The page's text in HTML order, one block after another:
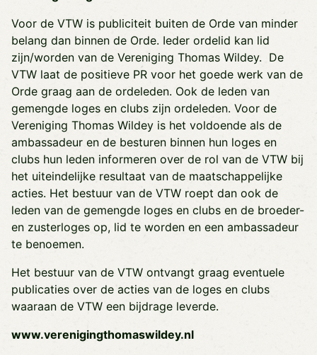
Voor de VTW is publiciteit buiten de Orde van minder
belang dan binnen de Orde. Ieder ordelid kan lid
zijn/worden van de Vereniging Thomas Wildey. De
VTW laat de positieve PR voor het goede werk van de
Orde graag aan de ordeleden. Ook de leden van
gemengde loges en clubs zijn ordeleden. Voor de
Vereniging Thomas Wildey is het voldoende als de
ambassadeur en de besturen binnen hun loges en
clubs hun leden informeren over de rol van de VTW bij
het uiteindelijke resultaat van de maatschappelijke
acties. Het bestuur van de VTW roept dan ook de
leden van de gemengde loges en clubs en de broeder-
en zusterloges op, lid te worden en een ambassadeur
te benoemen.
Het bestuur van de VTW ontvangt graag eventuele
publicaties over de acties van de loges en clubs
waaraan de VTW een bijdrage leverde.
www.verenigingthomaswildey.nl